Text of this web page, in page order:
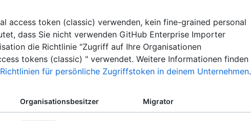
access token (classic) verwenden, kein fine-grained personal
dass Sie nicht verwenden GitHub Enterprise Importer
die Richtlinie "Zugriff auf Ihre Organisationen
tokens (classic) " verwendet. Weitere Informationen finden
für persönliche Zugriffstoken in deinem Unternehmen.
Organisationsbesitzer Migrator